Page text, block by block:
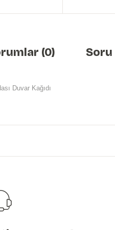
(0) Soru
Duvar Kağıdı
olmalı.